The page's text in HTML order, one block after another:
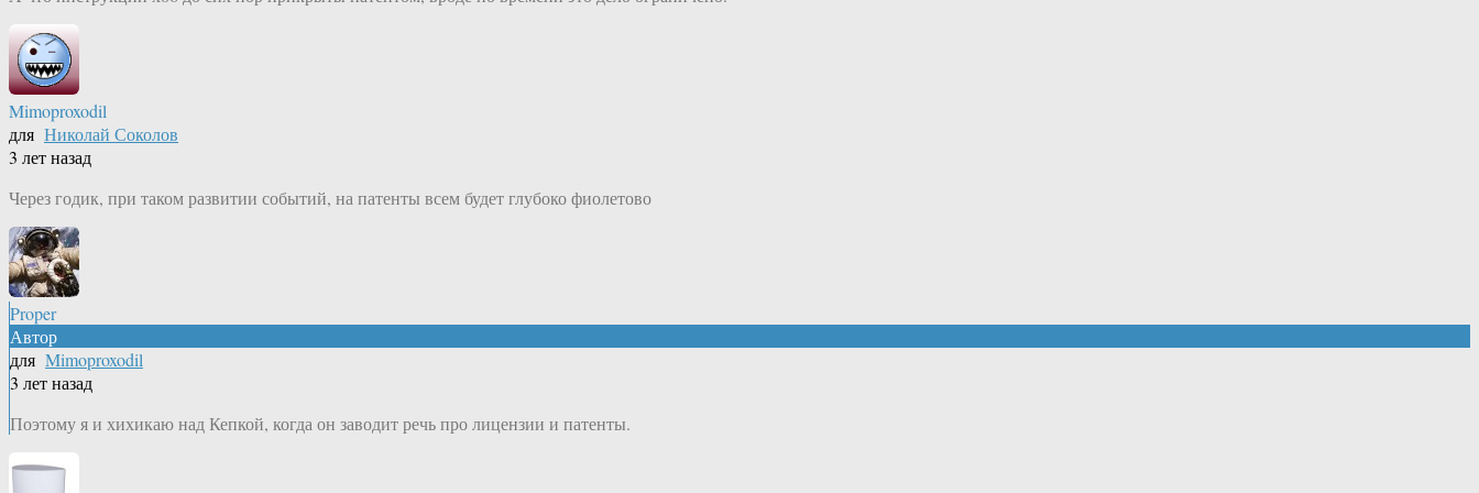
Mimoproxodil
для Николай Соколов
3 лет назад
Через годик, при таком развитии событий, на патенты всем будет глубоко фиолетово
Proper
Автор
для Mimoproxodil
3 лет назад
Поэтому я и хихикаю над Кепкой, когда он заводит речь про лицензии и патенты.